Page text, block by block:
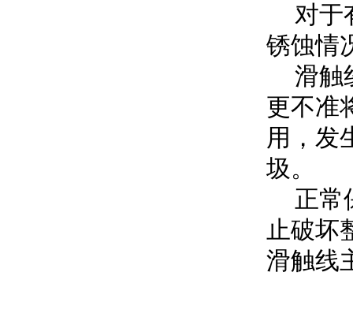
对于
锈蚀情
滑触
更不准
用，发
圾。
正常
止破坏
滑触线